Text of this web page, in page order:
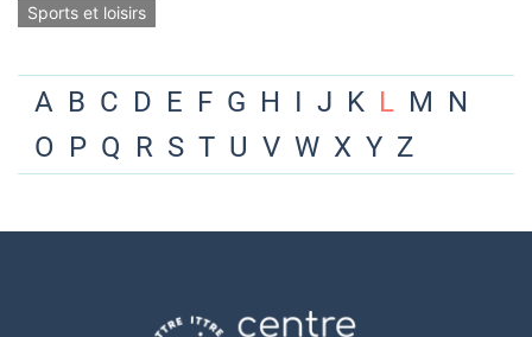
Sports et loisirs
A B C D E F G H I J K L M N
O P Q R S T U V W X Y Z